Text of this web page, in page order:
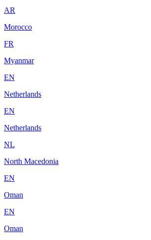
AR
Morocco
FR
Myanmar
EN
Netherlands
EN
Netherlands
NL
North Macedonia
EN
Oman
EN
Oman